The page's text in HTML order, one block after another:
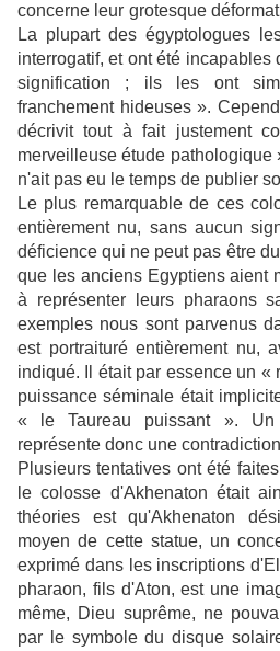
concerne leur grotesque
La plupart des égyptologues
interrogatif, et ont été
signification ; ils les ont
franchement hideuses ».
décrivit tout à fait justement
merveilleuse étude pathologique
n'ait pas eu le temps de publier
Le plus remarquable de ces
entièrement nu, sans aucun
déficience qui ne peut pas être
que les anciens Egyptiens aient
à représenter leurs pharaons
exemples nous sont parvenus
est portraituré entièrement nu,
indiqué. Il était par essence un «
puissance séminale était
« le Taureau puissant ». Un
représente donc une
Plusieurs tentatives ont été
le colosse d'Akhenaton était
théories est qu'Akhenaton
moyen de cette statue, un
exprimé dans les inscriptions
pharaon, fils d'Aton, est une
même, Dieu suprême, ne
par le symbole du disque